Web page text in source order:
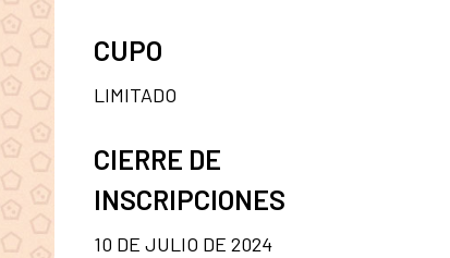
CUPO
LIMITADO
CIERRE DE
INSCRIPCIONES
10 DE JULIO DE 2024